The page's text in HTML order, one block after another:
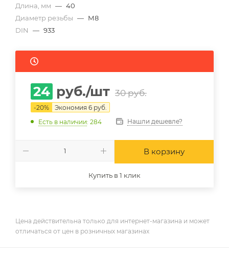
Длина, мм — 40
Диаметр резьбы — М8
DIN
— 933
24 руб./шт 30руб.
-20% Экономия 6 руб.
Есть в наличии: 284 Нашли дешевле?
В корзину
Купить в 1 клик
Цена действительна только для интернет-магазина и может
отличаться от цен в розничных магазинах